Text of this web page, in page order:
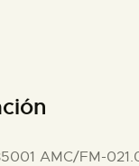
AMC/FM-